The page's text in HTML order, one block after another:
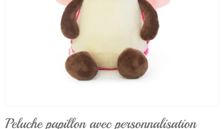
Peluche papillon avec personnalisation